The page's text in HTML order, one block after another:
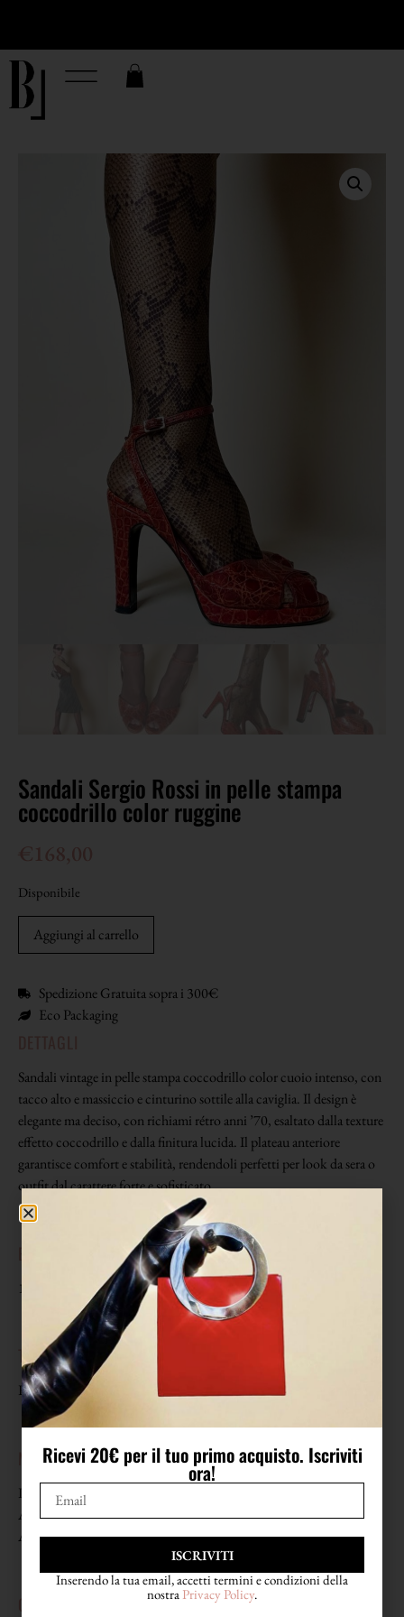
Sandali Sergio Rossi in pelle stampa
coccodrillo color ruggine
Disponibile
Aggiungi al carrello
Spedizione Gratuita sopra i 300€
Eco Packaging
Sandali vintage in pelle stampa coccodrillo color cuoio intenso, con
tacco alto e massiccio e cinturino sottile alla caviglia. Il design è
elegante ma deciso, con richiami rétro anni ’70, esaltato dalla texture
effetto coccodrillo e dalla finitura lucida. Il plateau anteriore
garantisce comfort e stabilità, rendendoli perfetti per look da sera o
outfit dal carattere forte e sofisticato.
1990
TAGLIA
Riportano taglia 36. Calzano un 37 1/2 come in foto.
MISURE
Lunghezza soletta 24,7 cm
Altezza tacco 10,5 cm
Altezza plateau 1,4 cm
Ricevi 20€ per il tuo primo acquisto. Iscriviti
ora!
ISCRIVITI
Inserendo la tua email, accetti termini e condizioni della
nostra Privacy Policy.